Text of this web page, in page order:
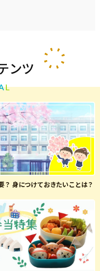
ンツ
L
身につけておきたいことは？